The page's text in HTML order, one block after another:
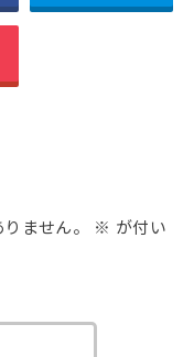
ません。 ※ が付い